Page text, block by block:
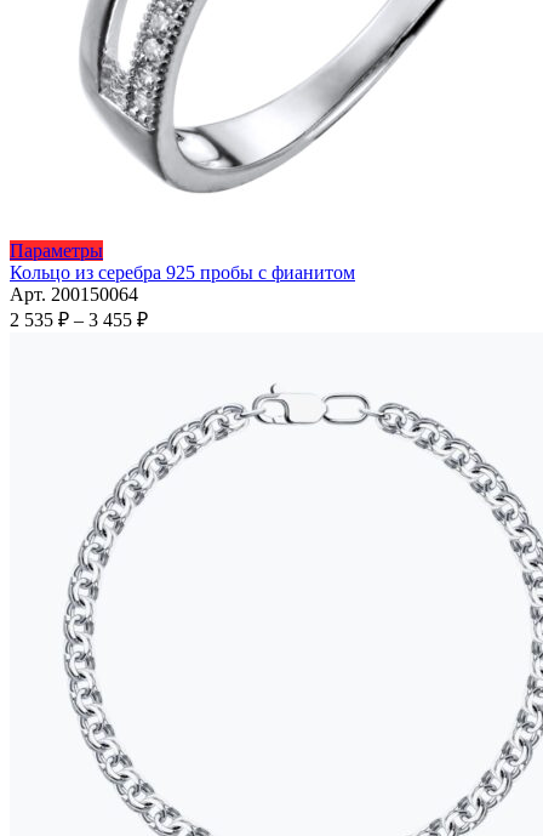
ПараметрыЭтот
товар
имеет
несколько
странице
товара.
Кольцо из серебра 925 пробы с фианитом
Арт. 200150064
2 535 ₽ – 3 455 ₽Диапазон
455 ₽